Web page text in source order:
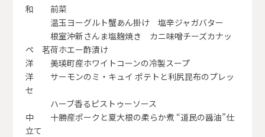
和 前菜
温玉ヨーグルト蟹あん掛け 塩辛ジャガバター
根室沖新さんま塩麹焼き カニ味噌チーズカナッ
ペ 茗荷ホエー酢漬け
洋 美瑛町産ホワイトコーンの冷製スープ
洋 サーモンのミ・キュイ ポテトと利尻昆布のプレッ
セ
ハーブ香るピストゥーソース
中 十勝産ポークと夏大根の柔らか煮 “道民の醤油”仕
立て